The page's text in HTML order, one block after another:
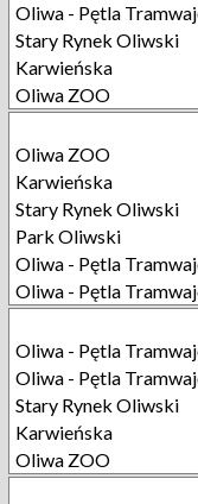
Oliwa - Pętla
Stary Rynek Oliwski
Karwieńska
Oliwa ZOO
Oliwa ZOO
Karwieńska
Stary Rynek Oliwski
Park Oliwski
Oliwa - Pętla
Oliwa - Pętla
Oliwa - Pętla
Oliwa - Pętla
Stary Rynek Oliwski
Karwieńska
Oliwa ZOO